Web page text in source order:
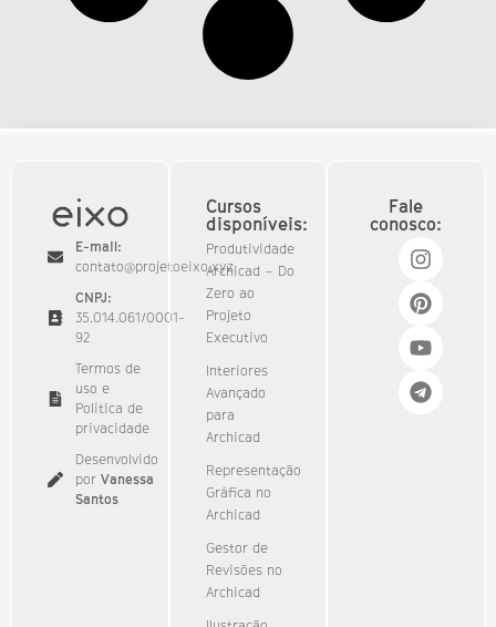
E-mail:
contato@projetoeixo.xyz
CNPJ:
35.014.061/0001-
92​
Termos de
uso e
Política de
privacidade
Desenvolvido
por Vanessa
Santos
Cursos
disponíveis:
Produtividade
Archicad – Do
Zero ao
Projeto
Executivo
Interiores
Avançado
para
Archicad
Representação
Gráfica no
Archicad
Gestor de
Revisões no
Archicad
Fale
conosco: